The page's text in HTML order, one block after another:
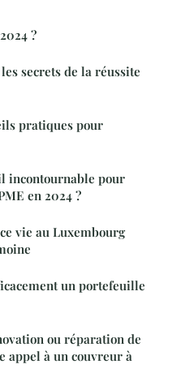
?
secrets de la réussite
pratiques pour
incontournable pour
en 2024 ?
vie au Luxembourg
un portefeuille
ou réparation de
à un couvreur à